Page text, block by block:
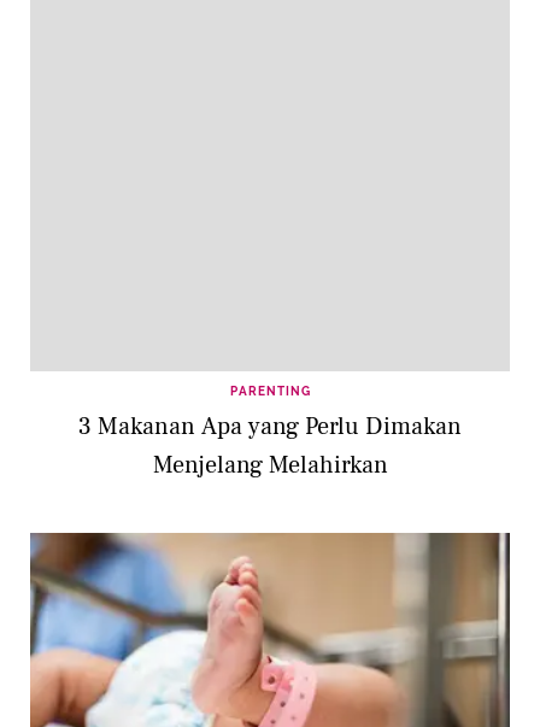
PARENTING
3 Makanan Apa yang Perlu Dimakan
Menjelang Melahirkan